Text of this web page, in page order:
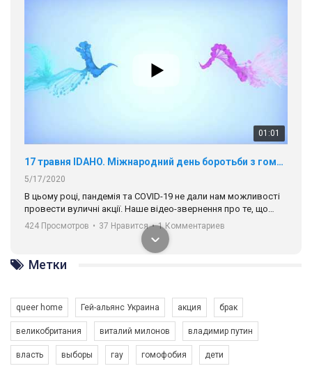
01:01
17 травня IDAHO. Міжнародний день боротьби з гомофобією трансфобією і біфобія.
5/17/2020
В цьому році, пандемія та COVІD-19 не дали нам можливості
провести вуличні акції. Наше відео-звернення про те, що
навіть коли ми у різних містах та не можемо зустрінеться, ми
разом. Ми закликаємо всіх хто поділяє цінності рівності та
солідарності, приєднатися до нас. Регіональні підрозділи
ГАУ є в 16 областях України.
Разом наш голос лунає гучніше!
424 Просмотров • 37 Нравится • 1 Комментариев
Метки
queer home Гей-альянс Украина акция брак
великобритания виталий милонов владимир путин
власть выборы гау гомофобия дети